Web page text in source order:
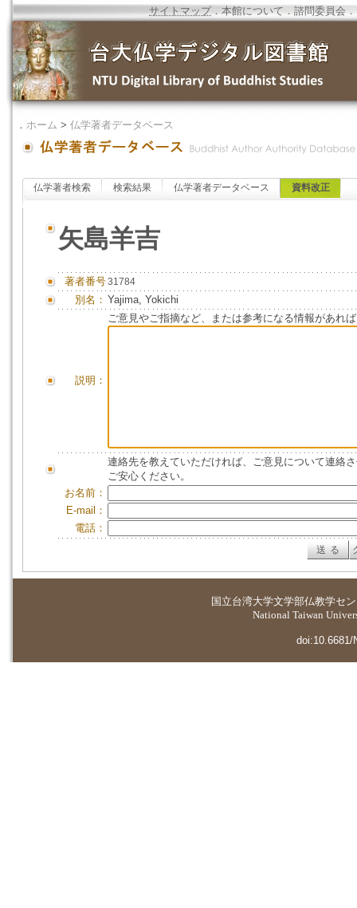
サイトマップ．本館について ．諮問委員会 ．
． ホーム > 仏学著者データベース
仏学著者検索 検索結果 仏学著者データベース 資料改正
矢島羊吉
著者番号31784
別名： Yajima, Yokichi
説明：
ご意見やご指摘など、または参考になる情報があれ
連絡先を教えていただければ、ご意見について連絡
ご安心ください。
お名前：
E-mail：
電話：
国立台湾大学文学部仏教学セ
National Taiwan
doi:10.6681/